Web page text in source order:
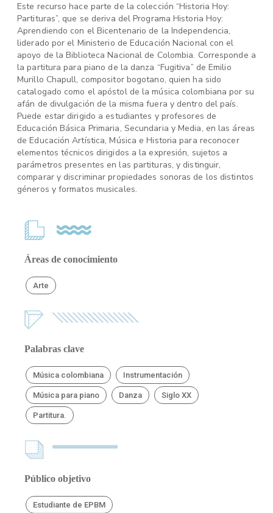
Este recurso hace parte de la colección “Historia Hoy:
Partituras”, que se deriva del Programa Historia Hoy:
Aprendiendo con el Bicentenario de la Independencia,
liderado por el Ministerio de Educación Nacional con el
apoyo de la Biblioteca Nacional de Colombia. Corresponde a
la partitura para piano de la danza “Fugitiva” de Emilio
Murillo Chapull, compositor bogotano, quien ha sido
catalogado como el apóstol de la música colombiana por su
afán de divulgación de la misma fuera y dentro del país.
Puede estar dirigido a estudiantes y profesores de
Educación Básica Primaria, Secundaria y Media, en las áreas
de Educación Artística, Música e Historia para reconocer
elementos técnicos dirigidos a la expresión, sujetos a
parámetros presentes en las partituras, y distinguir,
comparar y discriminar propiedades sonoras de los distintos
géneros y formatos musicales.
Áreas de conocimiento
Arte
Palabras clave
Música colombiana Instrumentación
Música para piano Danza Siglo XX
Partitura.
Público objetivo
Estudiante de EPBM